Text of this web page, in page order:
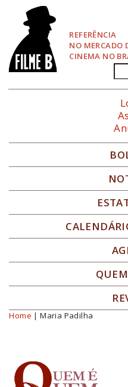
REFERÊNCIA
NO MERCADO
CINEMA NO
Você está aqui
Home | Maria Padilha